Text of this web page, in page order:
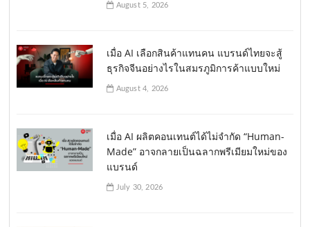
August 5, 2026
เมื่อ AI เลือกสินค้าแทนคน แบรนด์ไทยจะสู้
ธุรกิจจีนอย่างไรในสมรภูมิการค้าแบบใหม่
August 4, 2026
เมื่อ AI ผลิตคอนเทนต์ได้ไม่จำกัด “Human-
Made” อาจกลายเป็นฉลากพรีเมียมใหม่ของ
แบรนด์
July 30, 2026